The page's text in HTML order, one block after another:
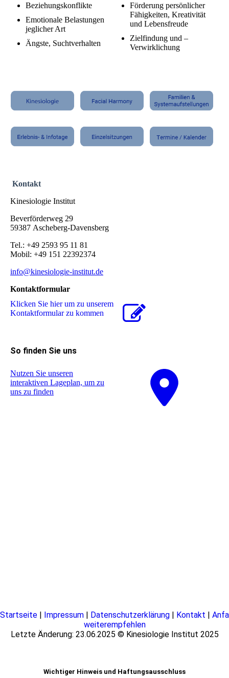
Beziehungskonflikte
Emotionale Belastungen
jeglicher Art
Ängste, Suchtverhalten
Förderung persönlicher
Fähigkeiten, Kreativität
und Lebensfreude
Zielfindung und –
Verwirklichung
Kontakt
Kinesiologie Institut
Beverförderweg 29
59387 Ascheberg-Davensberg
Tel.: +49 2593 95 11 81
Mobil: +49 151 22392374
info@kinesiologie-institut.de
Kontaktformular
Klicken Sie hier um zu unserem
Kon­takt­for­mu­lar zu kommen
So finden Sie uns
Nutzen Sie unseren
interaktiven La­ge­plan, um zu
uns zu finden
Startseite | Impressum | Datenschutzerklärung | Kontakt |
weiterempfehlen
Letzte Änderung: 23.06.2025 © Kinesiologie Institut 2025
Wichtiger Hinweis und Haftungsausschluss